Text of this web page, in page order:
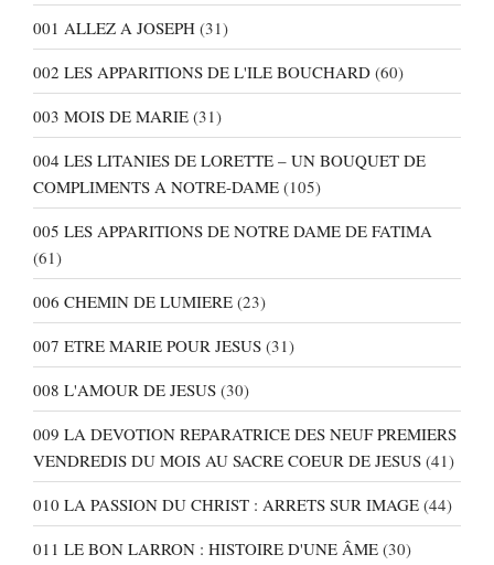
001 ALLEZ A JOSEPH (31)
002 LES APPARITIONS DE L'ILE BOUCHARD (60)
003 MOIS DE MARIE (31)
004 LES LITANIES DE LORETTE – UN BOUQUET DE
COMPLIMENTS A NOTRE-DAME (105)
005 LES APPARITIONS DE NOTRE DAME DE FATIMA
(61)
006 CHEMIN DE LUMIERE (23)
007 ETRE MARIE POUR JESUS (31)
008 L'AMOUR DE JESUS (30)
009 LA DEVOTION REPARATRICE DES NEUF PREMIERS
VENDREDIS DU MOIS AU SACRE COEUR DE JESUS (41)
010 LA PASSION DU CHRIST : ARRETS SUR IMAGE (44)
011 LE BON LARRON : HISTOIRE D'UNE ÂME (30)